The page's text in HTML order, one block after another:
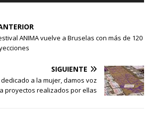
ANIMA vuelve a Bruselas con más de 120
SIGUIENTE
a la mujer, damos voz
a proyectos realizados por ellas